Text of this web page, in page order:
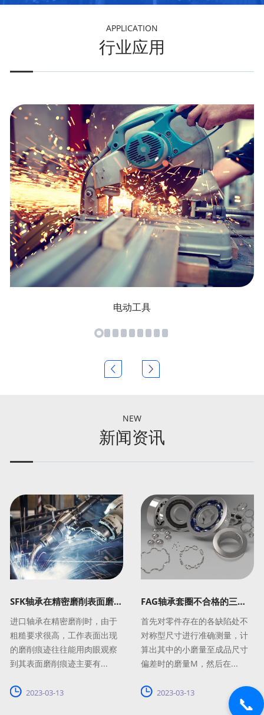
APPLICATION
行业应用
电动工具
NEW
新闻资讯
SFK轴承在精密磨削表面磨削痕迹
进口轴承在精密磨削时，由于
粗糙要求很高，工作表面出现
的磨削痕迹往往能用肉眼观察
到其表面磨削痕迹主要有...
2023-03-13
FAG轴承套圈不合格的三种解决方法
首先对零件存在的各缺陷处不
对称型尺寸进行准确测量，计
算出其中的小磨量至成品尺寸
偏差时的磨量M，然后在...
2023-03-13